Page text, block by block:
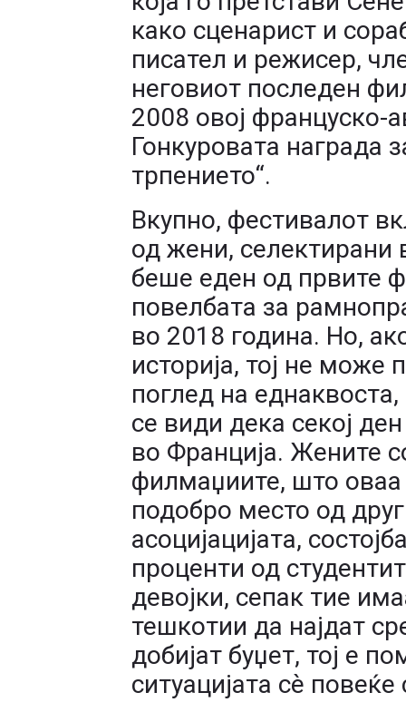
како сценарист и
писател и режисер,
неговиот последен
2008 овој француско-
Гонкуровата награда
трпението“.
Вкупно, фестивалот
од жени, селектирани
беше еден од првите
повелбата за
во 2018 година. Но,
историја, тој не
поглед на
се види дека секој
во Франција. Жените
филмаџиите, што оваа
подобро место од
асоцијацијата,
проценти од
девојки, сепак тие
тешкотии да најдат
добијат буџет, тој е
ситуацијата сè